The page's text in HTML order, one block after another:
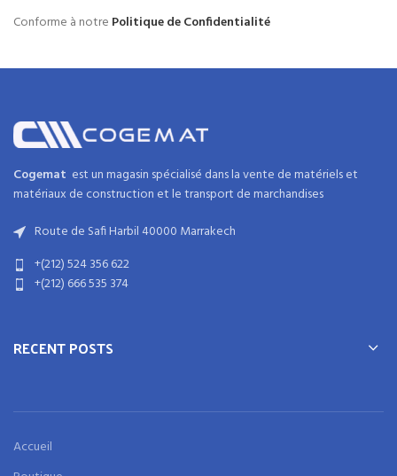
Conforme à notre Politique de Confidentialité
Cogemat est un magasin spécialisé dans lavente de matériels et
matériaux de construction etle transport de marchandises
Route de Safi Harbil 40000 Marrakech
+(212) 524 356 622
+(212) 666 535 374
RECENT POSTS
Accueil